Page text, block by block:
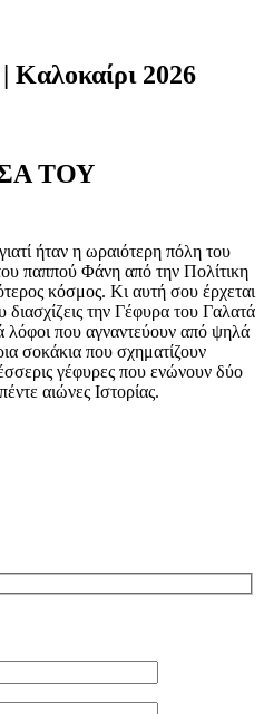
Καλοκαίρι 2026
ΤΟΥ
ήταν η ωραιότερη πόλη του
παππού Φάνη από την Πολίτικη
κόσμος. Κι αυτή σου έρχεται
την Γέφυρα του Γαλατά
λόφοι που αγναντεύουν από ψηλά
σοκάκια που σχηματίζουν
γέφυρες που ενώνουν δύο
αιώνες Ιστορίας.